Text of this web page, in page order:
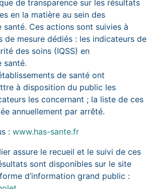
de transparence sur les résultats
en la matière au sein des
santé. Ces actions sont suivies à
de mesure dédiés : les indicateurs de
des soins (IQSS) en
santé.
de santé ont
à disposition du public les
les concernant ; la liste de ces
annuellement par arrêté.
: www.has-sante.fr
assure le recueil et le suivi de ces
sont disponibles sur le site
d’information grand public :